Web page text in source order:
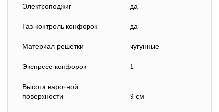
Электроподжиг да
Газ-контроль конфорок да
Материал решетки чугунные
Экспресс-конфорок 1
Высота варочной
поверхности
9 см